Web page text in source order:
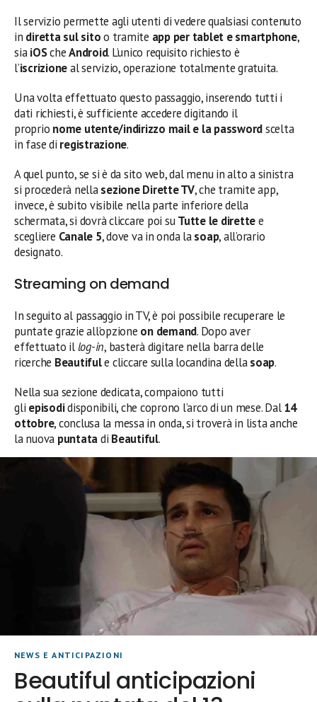
Il servizio permette agli utenti di vedere qualsiasi contenuto
in diretta sul sitoo tramite app per tablet e smartphone,
siaiOScheAndroid. L’unico requisito richiesto è
l’iscrizioneal servizio, operazione totalmente gratuita.
Una volta effettuato questo passaggio, inserendo tutti i
dati richiesti, è sufficiente accedere digitando il
proprio nome utente/indirizzo mail e la passwordscelta
in fase di registrazione.
A quel punto, se si è da sito web, dal menu in alto a sinistra
si procederà nellasezione Dirette TV, che tramite app,
invece, è subito visibile nella parte inferiore della
schermata, si dovrà cliccare poi suTutte le direttee
scegliere Canale 5, dove va in onda lasoap, all’orario
designato.
Streaming on demand
In seguito al passaggio in TV, è poi possibile recuperare le
puntate grazie all’opzione on demand. Dopo aver
effettuato illog-in, basterà digitare nella barra delle
ricerche Beautifule cliccare sulla locandina dellasoap.
Nella sua sezione dedicata, compaiono tutti
gli episodidisponibili, che coprono l’arco di un mese. Dal14
ottobre, conclusa la messa in onda, si troverà in lista anche
la nuova puntatadi Beautiful.
NEWS E ANTICIPAZIONI
Beautiful anticipazioni